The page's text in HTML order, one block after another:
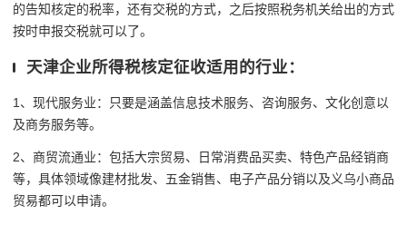
的告知核定的税率，还有交税的方式，之后按照税务机关给出的方式
按时申报交税就可以了。
天津企业所得税核定征收适用的行业：
1、现代服务业：只要是涵盖信息技术服务、咨询服务、文化创意以
及商务服务等。
2、商贸流通业：包括大宗贸易、日常消费品买卖、特色产品经销商
等，具体领域像建材批发、五金销售、电子产品分销以及义乌小商品
贸易都可以申请。